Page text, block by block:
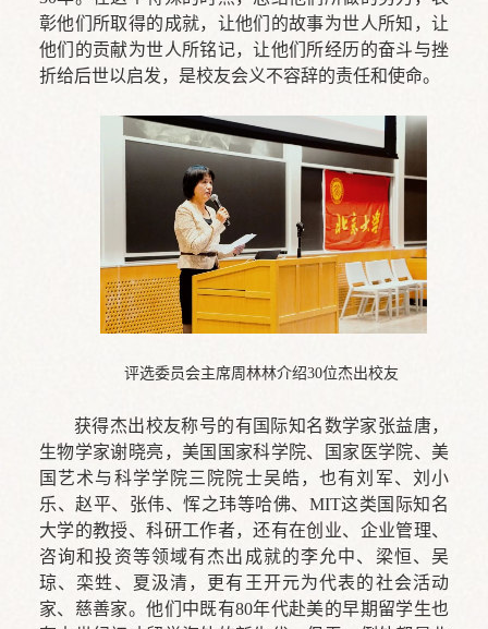
彰他们所取得的成就，让他们的故事为世人所知，让
他们的贡献为世人所铭记，让他们所经历的奋斗与挫
折给后世以启发，是校友会义不容辞的责任和使命。
评选委员会主席周林林介绍30位杰出校友
获得杰出校友称号的有国际知名数学家张益唐，
生物学家谢晓亮，美国国家科学院、国家医学院、美
国艺术与科学学院三院院士吴皓，也有刘军、刘小
乐、赵平、张伟、恽之玮等哈佛、MIT这类国际知名
大学的教授、科研工作者，还有在创业、企业管理、
咨询和投资等领域有杰出成就的李允中、梁恒、吴
琼、栾甡、夏汲清，更有王开元为代表的社会活动
家、慈善家。他们中既有80年代赴美的早期留学生也